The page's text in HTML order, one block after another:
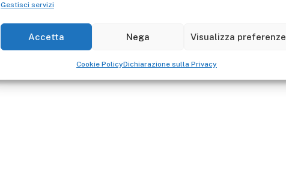
Gestisci servizi
Accetta Nega Visualizza preferenze
Cookie PolicyDichiarazione sulla Privacy